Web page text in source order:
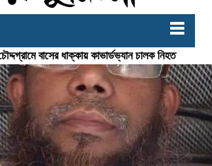
বাসের ধাক্কায় কাভার্ডভ্যান চালক নিহত